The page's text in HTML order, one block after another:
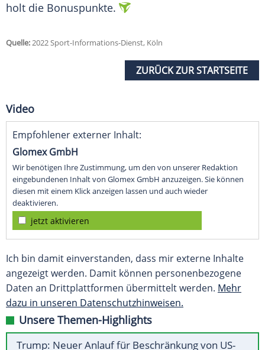
holt die Bonuspunkte.
Quelle:2022 Sport-Informations-Dienst, Köln
ZURÜCK ZUR STARTSEITE
Video
Empfohlener externer Inhalt:
Glomex GmbH
Wir benötigen Ihre Zustimmung, um den von unserer Redaktion
eingebundenen Inhalt von Glomex GmbH anzuzeigen. Sie können
diesen mit einem Klick anzeigen lassen und auch wieder
deaktivieren.
jetzt aktivieren
Ich bin damit einverstanden, dass mir externe Inhalte
angezeigt werden. Damit können personenbezogene
Daten an Drittplattformen übermittelt werden. Mehr
dazu in unseren Datenschutzhinweisen.
Unsere Themen-Highlights
Trump: Neuer Anlauf für Beschränkung von US-